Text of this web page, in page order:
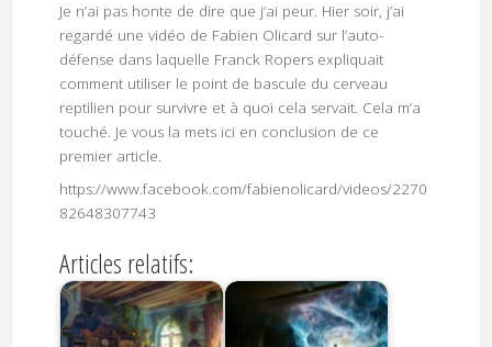
Je n’ai pas honte de dire que j’ai peur. Hier soir, j’ai
regardé une vidéo de Fabien Olicard sur l’auto-
défense dans laquelle Franck Ropers expliquait
comment utiliser le point de bascule du cerveau
reptilien pour survivre et à quoi cela servait. Cela m’a
touché. Je vous la mets ici en conclusion de ce
premier article.
https://www.facebook.com/fabienolicard/videos/2270
82648307743
Articles relatifs: